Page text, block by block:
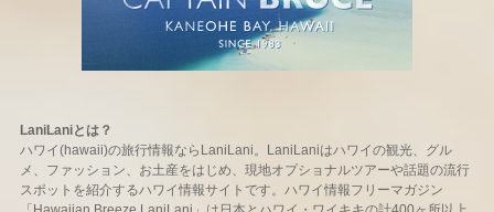
LaniLaniとは？
ハワイ(hawaii)の旅行情報ならLaniLani。LaniLaniはハワイの観光、グル
メ、ファッション、お土産をはじめ、現地オプショナルツアーや話題の流行
スポットを紹介するハワイ情報サイトです。ハワイ情報フリーマガジン